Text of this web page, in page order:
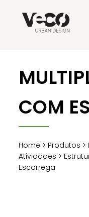
COM
Home > Produtos >
Atividades >
Escorrega